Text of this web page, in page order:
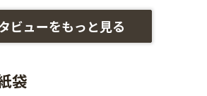
ビューをもっと見る
袋